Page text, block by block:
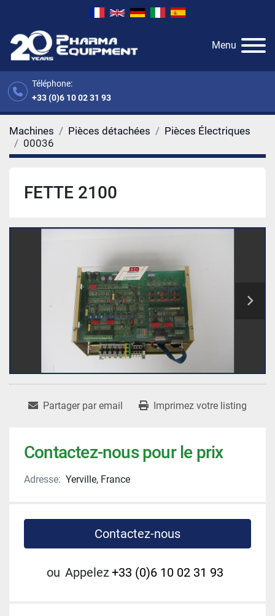
Téléphone:
+33 (0)6 10 02 31 93
Menu
Machines Pièces détachées
Pièces Électriques
00036
FETTE 2100
Partager par email Imprimez votre listing
Contactez-nous pour le prix
Adresse: Yerville, France
Contactez-nous
ou Appelez+33 (0)6 10 02 31 93